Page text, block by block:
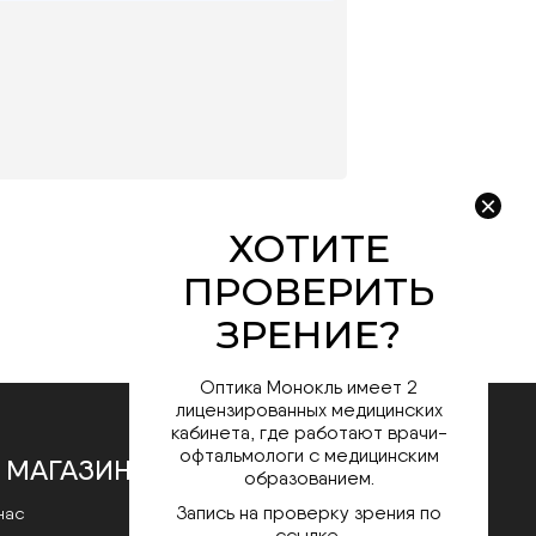
Оптика Монокль имеет 2
лицензированных медицинских
кабинета, где работают врачи-
офтальмологи с медицинским
образованием.
Запись на проверку зрения по